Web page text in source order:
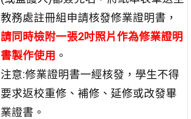
教務處註冊組申請核發修業證明書，
請同時檢附一張2吋照片作為修業證明
書製作使用 。
注意:修業證明書一經核發，學生不得
要求返校重修、補修、延修或改發畢
業證書。